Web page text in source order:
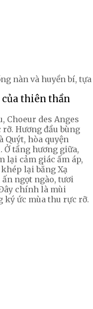
nàn và huyền bí,
của thiên thần
Choeur des Anges
Hương đầu bùng
Quýt, hòa quyện
Ở tầng hương giữa,
lại cảm giác ấm áp,
lại bằng Xạ
ấn ngọt ngào, tươi
chính là mùi
ký ức mùa thu rực rỡ.